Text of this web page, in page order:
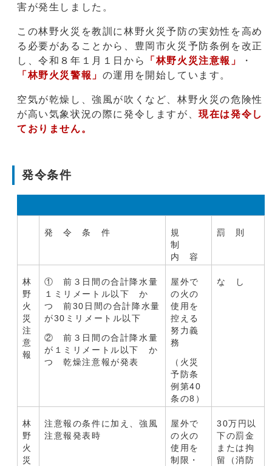
害が発生しました。
この林野火災を教訓に林野火災予防の実効性を高め
る必要があることから、豊岡市火災予防条例を改正
し、令和８年１月１日から
「林野火災注意報」
・
「林野火災警報」 の運用を開始しています。
空気が乾燥し、強風が吹くなど、林野火災の危険性
が高い気象状況の際に発令しますが、現在は発令し
ておりません。
発令条件
発 令 条 件
規
制
内 容
罰 則
林
野
火
災
注
意
報
① 前３日間の合計降水量
１ミリメートル以下 か
つ 前30日間の合計降水量
が30ミリメートル以下
② 前３日間の合計降水量
が１ミリメートル以下 か
つ 乾燥注意報が発表
屋外で
の火の
使用を
控える
努力義
務
（火災
予防条
例第40
条の8）
な し
林
野
火
災
注意報の条件に加え、強風
注意報発表時
屋外で
の火の
使用を
制限・
30万円以
下の罰金
または拘
留（消防